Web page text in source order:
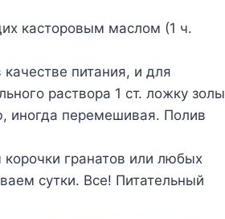
касторовым маслом (1 ч.
питания, и для
раствора 1 ст. ложку золы
иногда перемешивая. Полив
гранатов или любых
сутки. Все! Питательный